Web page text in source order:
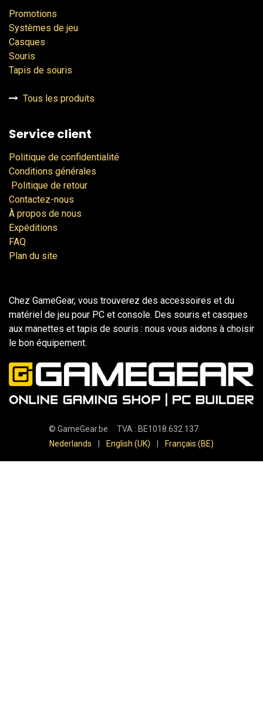
Promotions
Systèmes de jeu
Casques
Souris
Tapis de souris
Tous les produits
Service client
Politique de confidentialité
Conditions générales
Politique de retour
Contactez-nous
À propos de nous
Expéditions
FAQ
Plan du site
Chez GameGear, vous trouverez des accessoires et du
matériel de jeu pour PC et console. Des souris et casques
aux manettes et tapis de souris : nous vous aidons à choisir
le bon équipement.
© GameGear.be TVA : BE1018.632.137
Nederlands
English (UK) Français (BE)